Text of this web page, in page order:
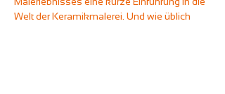
Welt der Keramikmalerei. Und wie üblich